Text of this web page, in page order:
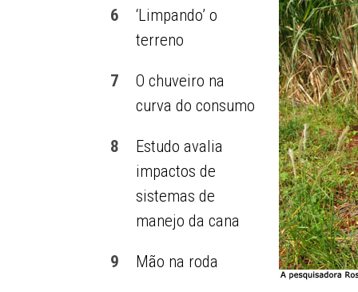
6
‘Limpando’ o
terreno
7
O chuveiro na
curva do consumo
8
Estudo avalia
impactos de
sistemas de
manejo da cana
9 Mão na roda